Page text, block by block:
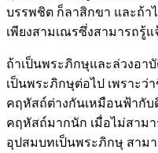
บรรพชิต ก็ลาสิกขา และถ้า
เพียงสามเณรซึ่งสามารถรู้
ถ้าเป็นพระภิกษุและล่วงอา
เป็นพระภิกษุต่อไป เพราะ
คฤหัสถ์ต่างกันเหมือนฟ้ากับ
คฤหัสถ์มากนัก เมื่อไม่สาม
อุปสมบทเป็นพระภิกษุ สาม